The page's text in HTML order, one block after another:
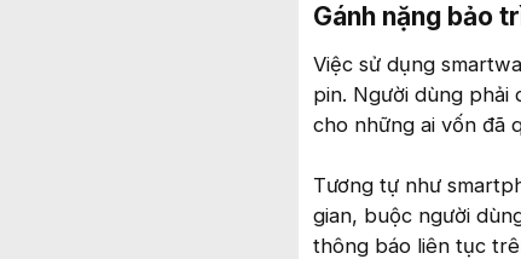
Gánh nặng bảo
Việc sử dụng
pin. Người dùng phải
cho những ai vốn đã
Tương tự như
gian, buộc người
thông báo liên tục